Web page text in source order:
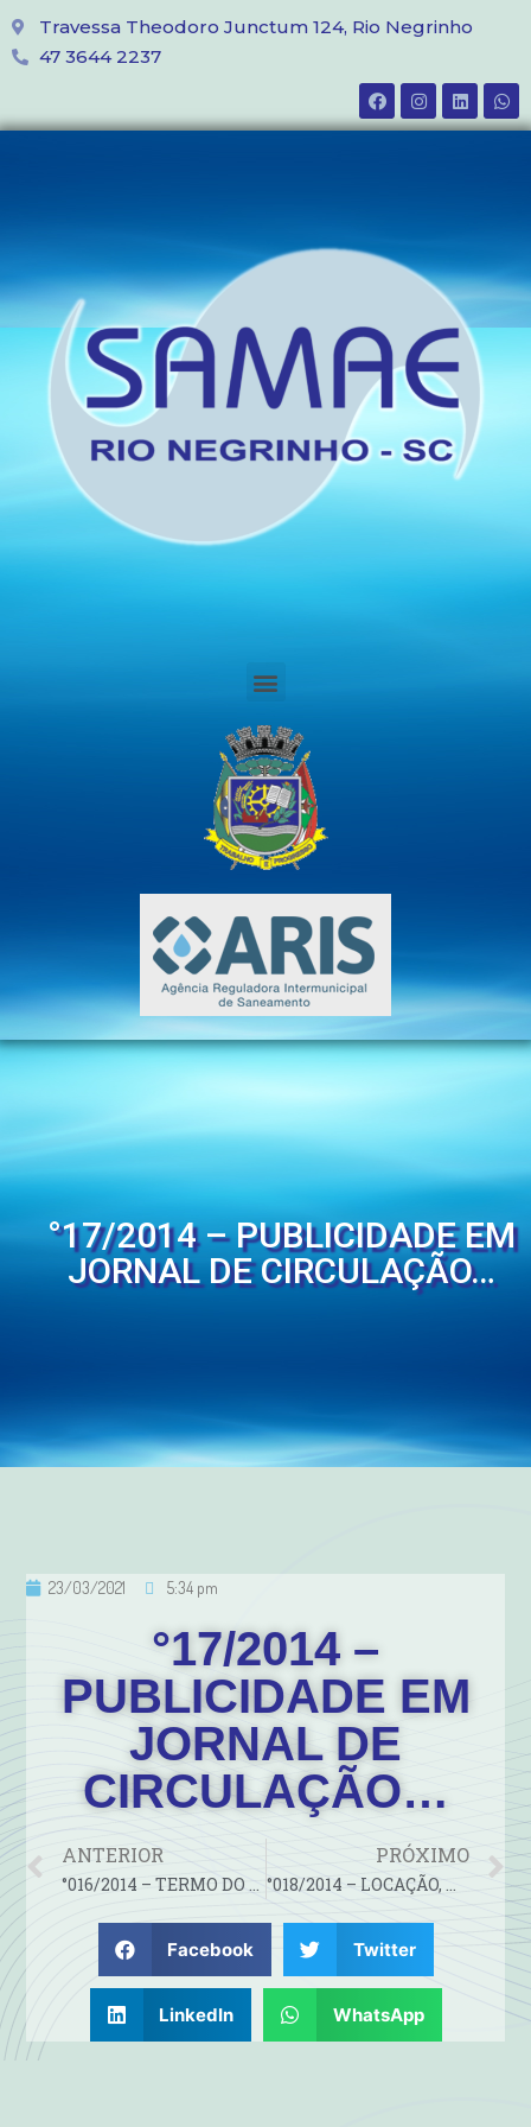
Travessa Theodoro Junctum 124, Rio Negrinho
47 3644 2237
°17/2014 – PUBLICIDADE EM
JORNAL DE CIRCULAÇÃO…
23/03/2021 5:34 pm
°17/2014 –
PUBLICIDADE EM
JORNAL DE
CIRCULAÇÃO…
ANTERIOR
°016/2014 – TERMO DO PRIMEIRO ADITIVO AO CONTRATO Nº 18/2013
PRÓXIMO
°018/2014 – LOCAÇÃO, MANUTENÇÃO E ATUALIZAÇÃO DE SOFTWARE DE…
Facebook Twitter
LinkedIn WhatsApp